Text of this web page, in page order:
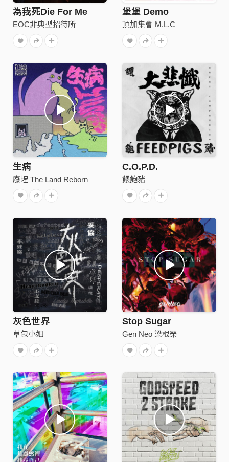
為我死Die For Me
EOC非典型招待所
堡堡 Demo
頂加集會 M.L.C
生病
廢埕 The Land Reborn
C.O.P.D.
餵飽豬
灰色世界
草包小姐
Stop Sugar
Gen Neo 梁根榮